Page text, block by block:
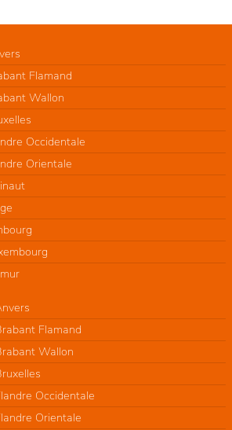
Flamand
Wallon
Occidentale
Orientale
Flamand
Wallon
Occidentale
Orientale